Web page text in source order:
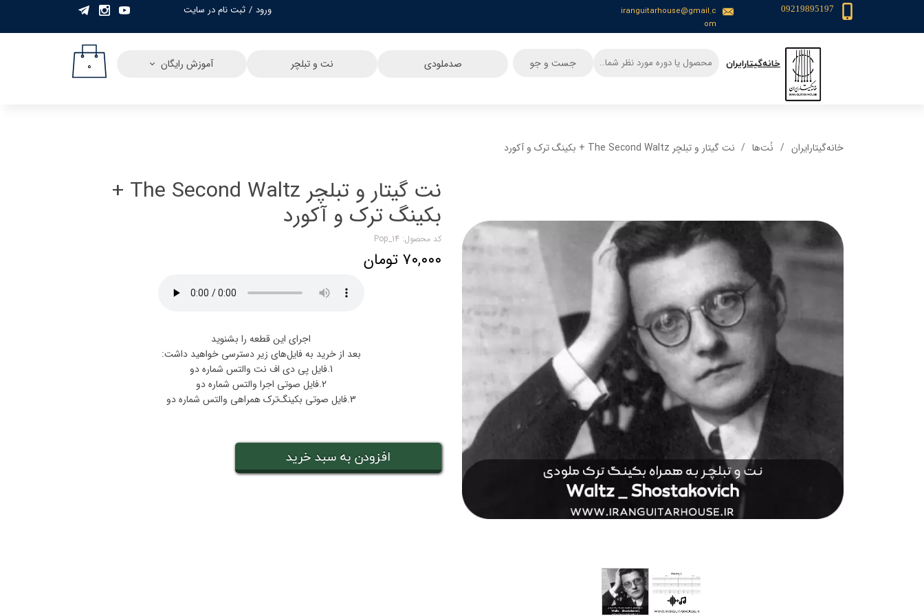
iranguitarhouse@gmail.c
om
ورود / ثبت نام در سایت
حساب کاربری من
09219895197
​خانه‌گیتار‌ایران صدملودی نت و تبلچر آموزش رایگان ۰ جست و جو
خانه‌گیتار‌ایران نُت‌ها نت گیتار و تبلچر The Second Waltz + بکینگ ترک و آکورد
نت گیتار و تبلچر The Second Waltz +
بکینگ ترک و آکورد
کد محصول: Pop_14
۷۰,۰۰۰ تومان
اجرای این قطعه را بشنوید
بعد از خرید به فایل‌های زیر دسترسی خواهید داشت:
1.فایل پی دی اف نت والتس شماره دو
2.فایل صوتی اجرا والتس شماره دو
3.فایل صوتی بکینگ‌ترک همراهی والتس شماره دو
افزودن به سبد خرید